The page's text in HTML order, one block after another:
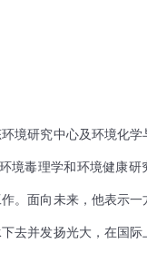
境研究中心及环境化
境毒理学和环境健康研
。面向未来，他表示一
去并发扬光大，在国际